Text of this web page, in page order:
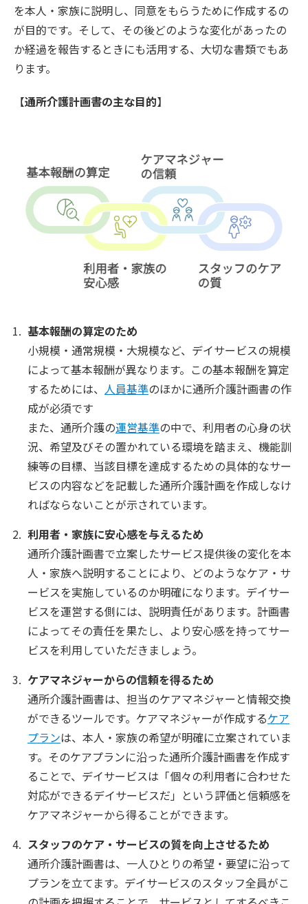
を本人・家族に説明し、同意をもらうために作成するの
が目的です。そして、その後どのような変化があったの
か経過を報告するときにも活用する、大切な書類でもあ
ります。
【通所介護計画書の主な目的】
基本報酬の算定のため
小規模・通常規模・大規模など、デイサービスの規模
によって基本報酬が異なります。この基本報酬を算定
するためには、 人員基準のほかに通所介護計画書の作
成が必須です
また、通所介護の運営基準の中で、利用者の心身の状
況、希望及びその置かれている環境を踏まえ、機能訓
練等の目標、当該目標を達成するための具体的なサー
ビスの内容などを記載した通所介護計画を作成しなけ
ればならないことが示されています。
利用者・家族に安心感を与えるため
通所介護計画書で立案したサービス提供後の変化を本
人・家族へ説明することにより、どのようなケア・サ
ービスを実施しているのか明確になります。デイサー
ビスを運営する側には、説明責任があります。計画書
によってその責任を果たし、より安心感を持ってサー
ビスを利用していただきましょう。
ケアマネジャーからの信頼を得るため
通所介護計画書は、担当のケアマネジャーと情報交換
ができるツールです。ケアマネジャーが作成するケア
プランは、本人・家族の希望が明確に立案されていま
す。そのケアプランに沿った通所介護計画書を作成す
ることで、デイサービスは「個々の利用者に合わせた
対応ができるデイサービスだ」という評価と信頼感を
ケアマネジャーから得ることができます。
スタッフのケア・サービスの質を向上させるため
通所介護計画書は、一人ひとりの希望・要望に沿って
プランを立てます。デイサービスのスタッフ全員がこ